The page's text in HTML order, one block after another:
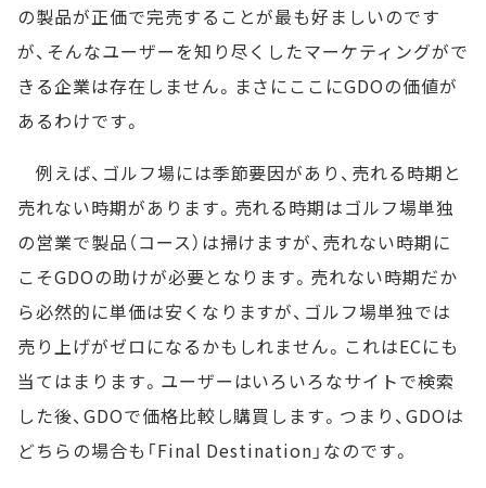
の製品が正価で完売することが最も好ましいのです
が、そんなユーザーを知り尽くしたマーケティングがで
きる企業は存在しません。まさにここにGDOの価値が
あるわけです。
例えば、ゴルフ場には季節要因があり、売れる時期と
売れない時期があります。売れる時期はゴルフ場単独
の営業で製品（コース）は掃けますが、売れない時期に
こそGDOの助けが必要となります。売れない時期だか
ら必然的に単価は安くなりますが、ゴルフ場単独では
売り上げがゼロになるかもしれません。これはECにも
当てはまります。ユーザーはいろいろなサイトで検索
した後、GDOで価格比較し購買します。つまり、GDOは
どちらの場合も「Final Destination」なのです。